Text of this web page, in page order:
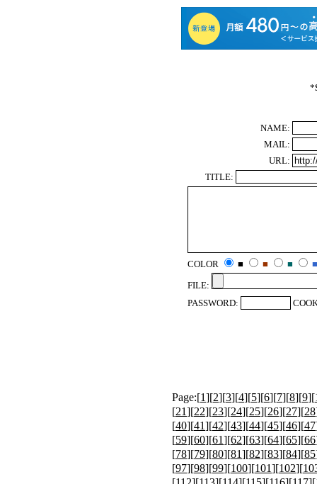
*
NAME:
MAIL:
URL:
TITLE:
COLOR ■ ■ ■
■
FILE:
PASSWORD:
Page:[1][2][3][4][5][6][7][8][9][
[21][22][23][24][25][26][27][28
[40][41][42][43][44][45][46][47
[59][60][61][62][63][64][65][66
[78][79][80][81][82][83][84][85
[97][98][99][100][101][102][